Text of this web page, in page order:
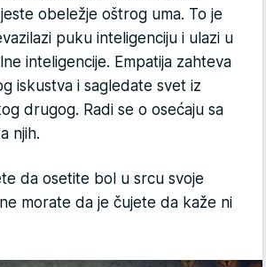
obeležje oštrog uma. To je
puku inteligenciju i ulazi u
inteligencije. Empatija zahteva
iskustva i sagledate svet iz
drugog. Radi se o osećaju sa
njih.
da osetite bol u srcu svoje
morate da je čujete da kaže ni